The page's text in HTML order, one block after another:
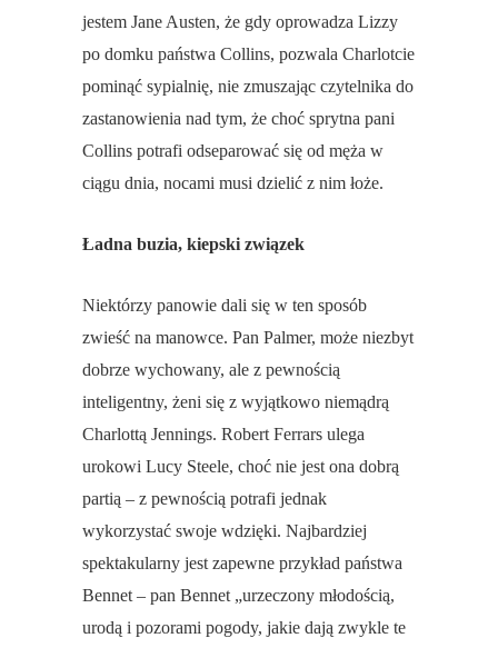
jestem Jane Austen, że gdy oprowadza Lizzy
po domku państwa Collins, pozwala Charlotcie
pominąć sypialnię, nie zmuszając czytelnika do
zastanowienia nad tym, że choć sprytna pani
Collins potrafi odseparować się od męża w
ciągu dnia, nocami musi dzielić z nim łoże.
Ładna buzia, kiepski związek
Niektórzy panowie dali się w ten sposób
zwieść na manowce. Pan Palmer, może niezbyt
dobrze wychowany, ale z pewnością
inteligentny, żeni się z wyjątkowo niemądrą
Charlottą Jennings. Robert Ferrars ulega
urokowi Lucy Steele, choć nie jest ona dobrą
partią – z pewnością potrafi jednak
wykorzystać swoje wdzięki. Najbardziej
spektakularny jest zapewne przykład państwa
Bennet – pan Bennet „urzeczony młodością,
urodą i pozorami pogody, jakie dają zwykle te